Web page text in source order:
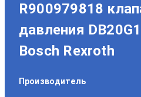
R900979818
давления
Bosch Rexroth
Производитель